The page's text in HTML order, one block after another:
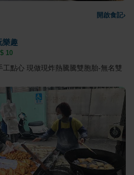
開啟食記›
樂趣
10
工點心 現做現炸熱騰騰雙胞胎-無名雙